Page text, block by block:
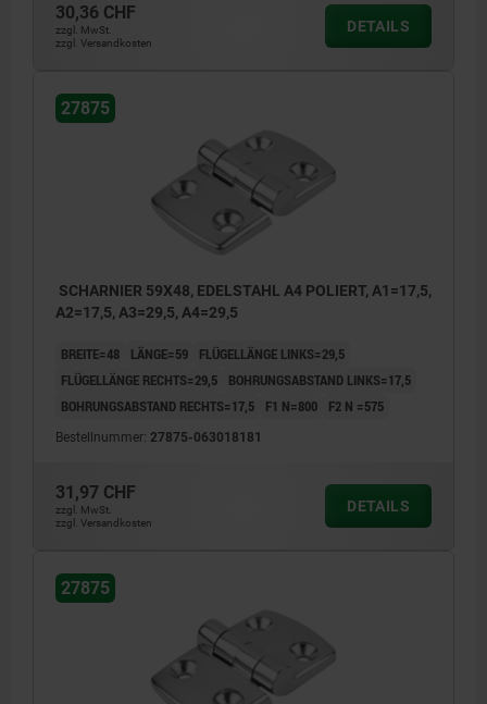
30,36 CHF
zzgl. MwSt.
zzgl. Versandkosten
DETAILS
27875
SCHARNIER 59X48, EDELSTAHL A4 POLIERT, A1=17,5,
A2=17,5, A3=29,5, A4=29,5
BREITE=48 LÄNGE=59
FLÜGELLÄNGE LINKS=29,5
FLÜGELLÄNGE RECHTS=29,5
BOHRUNGSABSTAND LINKS=17,5
BOHRUNGSABSTAND RECHTS=17,5
F1 N=800 F2 N =575
Bestellnummer: 27875-063018181
31,97 CHF
zzgl. MwSt.
zzgl. Versandkosten
DETAILS
27875